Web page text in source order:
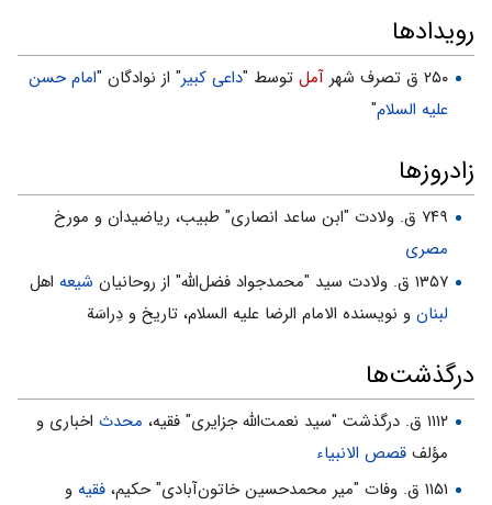
رویدادها
۲۵۰ ق تصرف شهر آملتوسط "داعی کبیر" از نوادگان "امام حسن
علیه السلام"
زادروزها
۷۴۹ ق. ولادت "ابن‏ ساعد انصاری" طبیب، ریاضیدان و مورخ
مصری
۱۳۵۷ ق. ولادت سید "محمدجواد فضل‌الله" از روحانیان
شیعهاهل
لبنانو نویسنده الامام الرضا علیه السلام، تاریخ و دِراسَة
درگذشت‌ها
۱۱۱۲ ق. درگذشت "سید نعمت‌الله جزایری" فقیه، محدثاخباری و
مؤلف قصص الانبیاء
۱۱۵۱ ق. وفات "میر محمدحسین خاتون‌آبادی" حکیم،
فقیهو